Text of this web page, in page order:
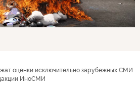
оценки исключительно зарубежных СМИ
ИноСМИ